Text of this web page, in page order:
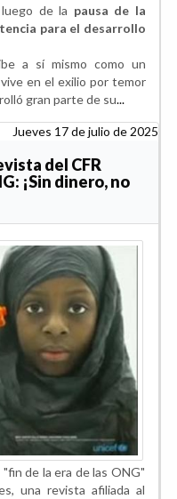
de la pausa de la
para el desarrollo
a sí mismo como un
en el exilio por temor
gran parte de su...
Jueves 17 de julio de 2025
del CFR
¡Sin dinero, no
de la era de las ONG"
una revista afiliada al